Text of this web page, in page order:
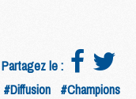
le :
#Diffusion #Champions